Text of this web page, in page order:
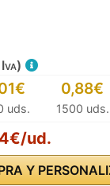
uds.
0,88€
1500 uds.
ud.
Y